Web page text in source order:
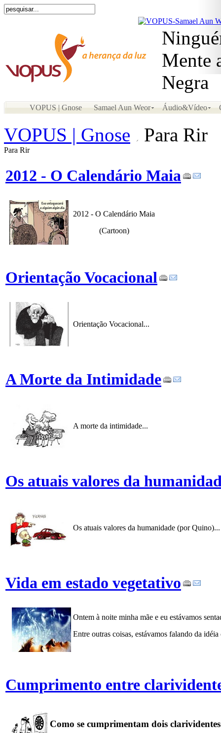
Mente
Negra
VOPUS | Gnose Samael Aun Weor Áudio&Vídeo
VOPUS | Gnose Para Rir
Para Rir
2012 - O Calendário Maia
2012 - O Calendário Maia
(Cartoon)
Orientação Vocacional
Orientação Vocacional...
A Morte da Intimidade
A morte da intimidade...
Os atuais valores da
Os atuais valores da humanidade (por Quino)...
Vida em estado vegetativo
Ontem à noite minha mãe e eu estávamos
Entre outras coisas, estávamos falando da
Cumprimento entre
Como se cumprimentam dois